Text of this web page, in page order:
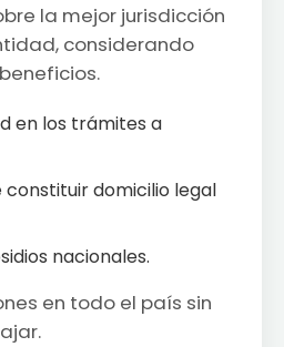
la mejor jurisdicción
considerando
en los trámites a
constituir domicilio legal
nacionales.
en todo el país sin